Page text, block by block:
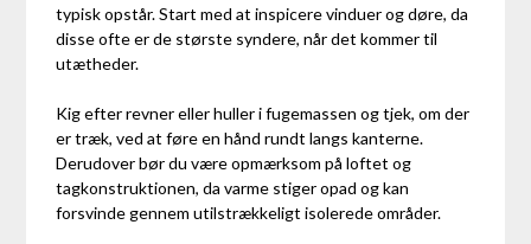
typisk opstår. Start med at inspicere vinduer og døre, da
disse ofte er de største syndere, når det kommer til
utætheder.
Kig efter revner eller huller i fugemassen og tjek, om der
er træk, ved at føre en hånd rundt langs kanterne.
Derudover bør du være opmærksom på loftet og
tagkonstruktionen, da varme stiger opad og kan
forsvinde gennem utilstrækkeligt isolerede områder.